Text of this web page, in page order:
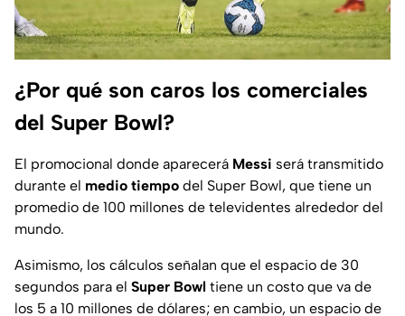
¿Por qué son caros los comerciales
del Super Bowl?
El promocional donde aparecerá Messi será transmitido
durante el medio tiempo del Super Bowl, que tiene un
promedio de 100 millones de televidentes alrededor del
mundo.
Asimismo, los cálculos señalan que el espacio de 30
segundos para el Super Bowl tiene un costo que va de
los 5 a 10 millones de dólares; en cambio, un espacio de